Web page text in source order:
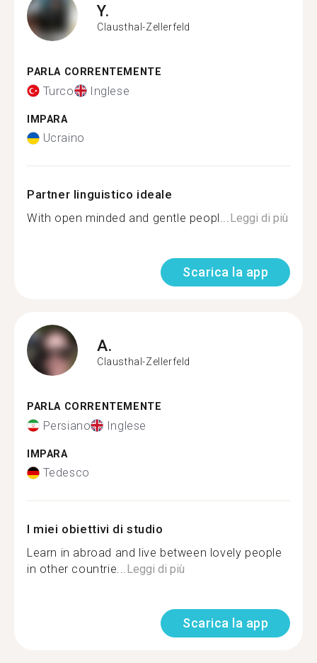
Y.
Clausthal-Zellerfeld
PARLA CORRENTEMENTE
Turco Inglese
IMPARA
Ucraino
Partner linguistico ideale
With open minded and gentle peopl...Leggi di più
Scarica la app
A.
Clausthal-Zellerfeld
PARLA CORRENTEMENTE
Persiano Inglese
IMPARA
Tedesco
I miei obiettivi di studio
Learn in abroad and live between lovely people
in other countrie...Leggi di più
Scarica la app